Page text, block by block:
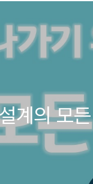
계의 모든